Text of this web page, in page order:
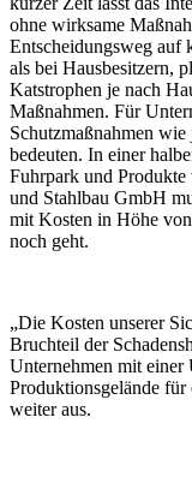
ohne wirksame
Entscheidungsweg auf
als bei Hausbesitzern,
Katstrophen je nach
Maßnahmen. Für
Schutzmaßnahmen
bedeuten. In einer
Fuhrpark und
und Stahlbau GmbH
mit Kosten in Höhe
noch geht.
„Die Kosten unserer
Bruchteil der
Unternehmen mit einer
Produktionsgelände
weiter aus.